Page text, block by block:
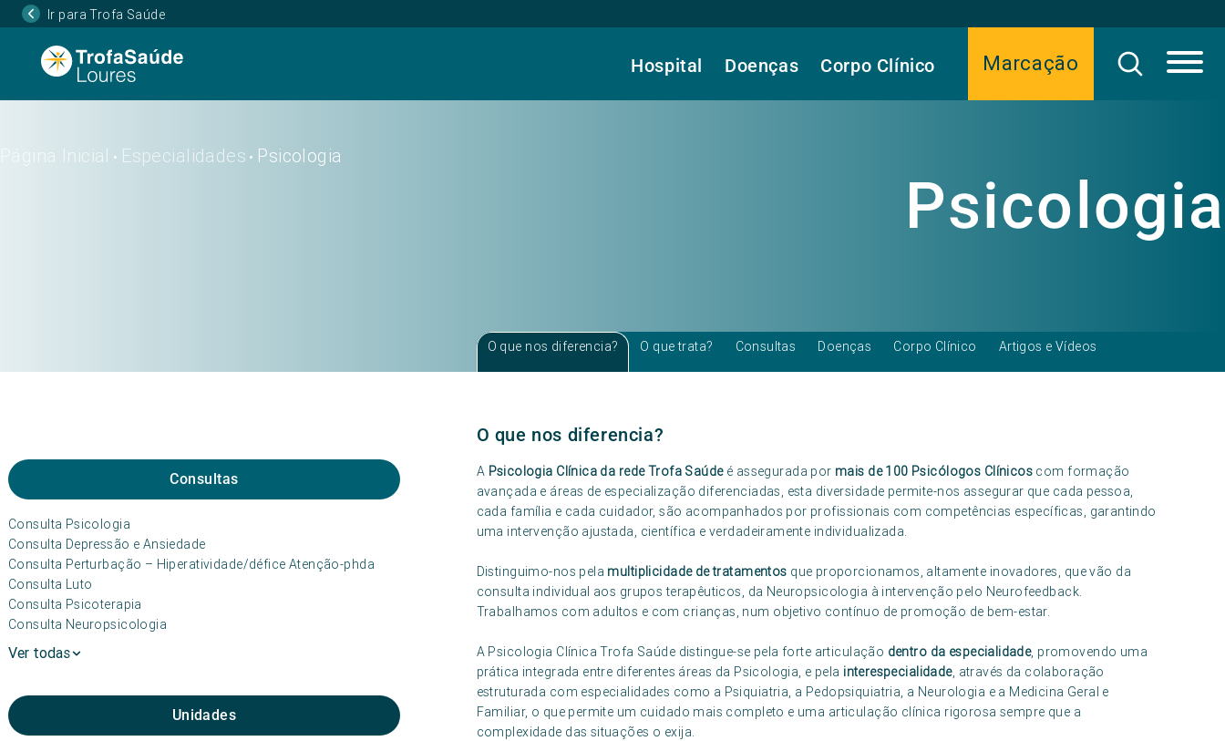
Ir para Trofa Saúde
Marcação
Hospital Doenças Corpo Clínico
Página Inicial • Especialidades • Psicologia
Psicologia
Consultas
Consulta Psicologia
Consulta Depressão e Ansiedade
Consulta Perturbação – Hiperatividade/défice Atenção-phda
Consulta Luto
Consulta Psicoterapia
Consulta Neuropsicologia
Ver todas
Unidades
O que nos diferencia? O que trata? Consultas Doenças Corpo Clínico Artigos e Vídeos
O que nos diferencia?
A Psicologia Clínica da rede Trofa Saúdeé assegurada por mais de 100 Psicólogos Clínicos com formação
avançada e áreas de especialização diferenciadas, esta diversidade permite-nos assegurar que cada pessoa,
cada família e cada cuidador, são acompanhados por profissionais com competências específicas, garantindo
uma intervenção ajustada, científica e verdadeiramente individualizada.
Distinguimo-nos pela multiplicidade de tratamentos que proporcionamos, altamente inovadores, que vão da
consulta individual aos grupos terapêuticos, da Neuropsicologia à intervenção pelo Neurofeedback.
Trabalhamos com adultos e com crianças, num objetivo contínuo de promoção de bem-estar.
A Psicologia Clínica Trofa Saúde distingue-se pela forte articulação dentro da especialidade, promovendo uma
prática integrada entre diferentes áreas da Psicologia, e pela interespecialidade, através da colaboração
estruturada com especialidades como a Psiquiatria, a Pedopsiquiatria, a Neurologia e a Medicina Geral e
Familiar, o que permite um cuidado mais completo e uma articulação clínica rigorosa sempre que a
complexidade das situações o exija.